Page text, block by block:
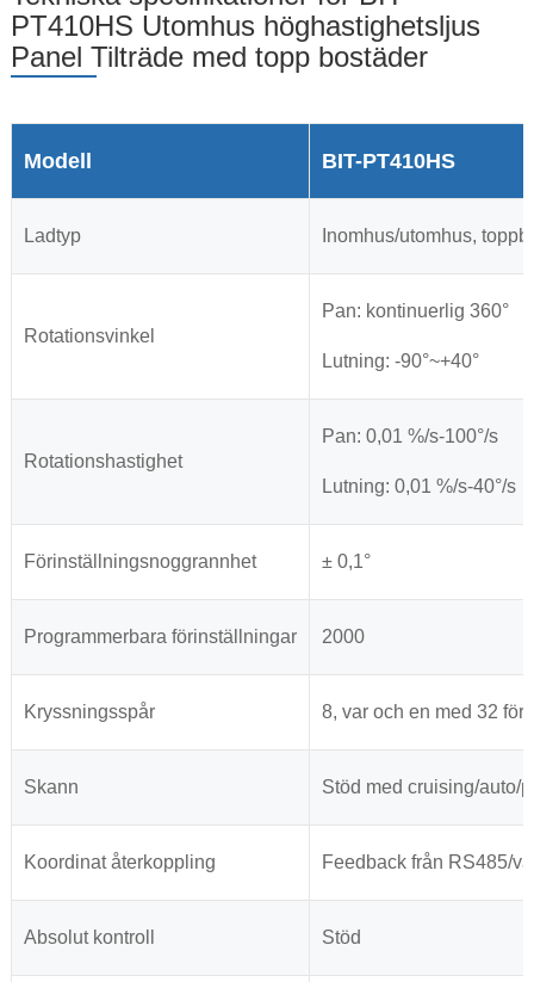
PT410HS Utomhus höghastighetsljus
Panel Tilträde med topp bostäder
Modell BIT-PT410HS
Ladtyp Inomhus/utomhus,
Rotationsvinkel
Pan: kontinuerlig 360°
Lutning: -90°~+40°
Rotationshastighet
Pan: 0,01 %/s-100°/s
Lutning: 0,01 %/s-40°/s
Förinställningsnoggrannhet ± 0,1°
Programmerbara förinställningar 2000
Kryssningsspår 8, var och en med 32
Skann Stöd med cruising/auto/
Koordinat återkoppling Feedback från RS485/
Absolut kontroll Stöd